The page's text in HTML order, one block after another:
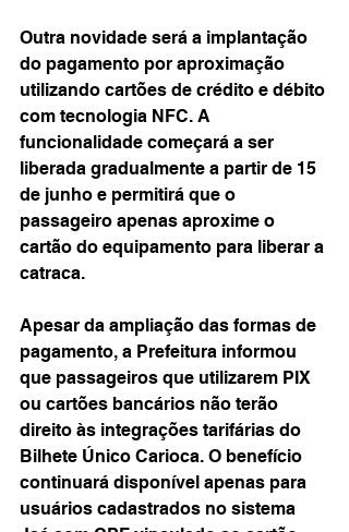
Outra novidade será a implantação
do pagamento por aproximação
utilizando cartões de crédito e débito
com tecnologia NFC. A
funcionalidade começará a ser
liberada gradualmente a partir de 15
de junho e permitirá que o
passageiro apenas aproxime o
cartão do equipamento para liberar a
catraca.
Apesar da ampliação das formas de
pagamento, a Prefeitura informou
que passageiros que utilizarem PIX
ou cartões bancários não terão
direito às integrações tarifárias do
Bilhete Único Carioca. O benefício
continuará disponível apenas para
usuários cadastrados no sistema